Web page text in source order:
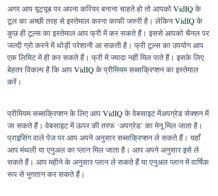
अगर आप यूट्यूब पर अपना करियर बनाना चाहते हो तो आपकोVidIQके
टूल का अच्छी तरह से इस्तेमाल करना काफी जरुरी है। लेकिनVidIQके
कुछ ही टूल्स का इस्तेमाल आप फ्री में कर सकते हैं। इससे आपको चैनल पर
जल्दी ग्रो करने में थोड़ी परेशानी आ सकती है। फ्री टूल्स का उपयोग आप
एक लिमिट में ही कर सकते हैं। फ्री में ज्यादा नहीं मिल पाते हैं। इसके लिए
बेहतर विकल्प है कि आपVidIQके प्रीमियम सब्सक्रिप्शन का इस्तेमाल
करें।
प्रीमियम सब्सक्रिप्शन के लिए आपVidIQके वेबसाइट मेंअपग्रेड सेक्शन में
जा सकते हैं। वेबसाइट में ऊपर की तरफ ‘अपग्रेड’ का मेनू मिल जाता है।
प्राइसिंग वाले पेज पर आप अपने अनुसार सब्सक्रिप्शन ले सकते हैं। यहाँ
आप मंथली या एनुअल का प्लान मिल जाता है। आप अपने अनुसार इसे ले
सकते हैं। आप महीने के अनुसार प्लान ले सकते हैं या एनुअल प्लान में वार्षिक
रूप से भुगतान कर सकते हैं।